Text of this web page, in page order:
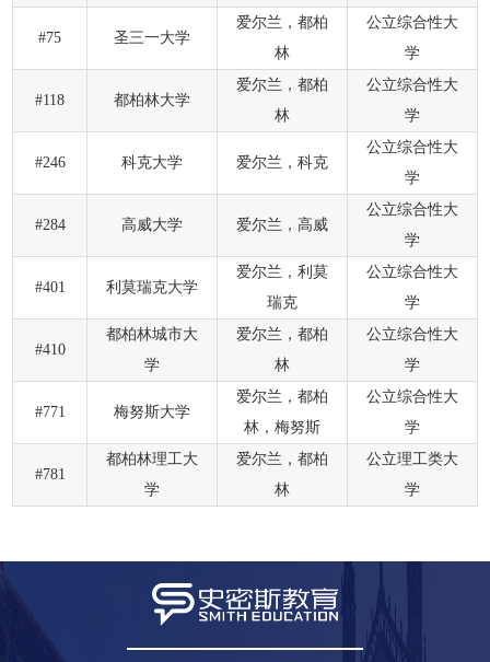
#75 圣三一大学
爱尔兰，都柏
林
公立综合性大
学
#118 都柏林大学
爱尔兰，都柏
林
公立综合性大
学
#246 科克大学 爱尔兰，科克
公立综合性大
学
#284 高威大学 爱尔兰，高威
公立综合性大
学
#401 利莫瑞克大学
爱尔兰，利莫
瑞克
公立综合性大
学
#410
都柏林城市大
学
爱尔兰，都柏
林
公立综合性大
学
#771 梅努斯大学
爱尔兰，都柏
林，梅努斯
公立综合性大
学
#781
都柏林理工大
学
爱尔兰，都柏
林
公立理工类大
学